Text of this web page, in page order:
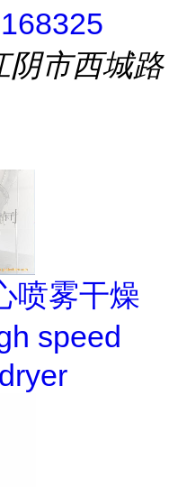
阴市西城路
喷雾干燥
speed